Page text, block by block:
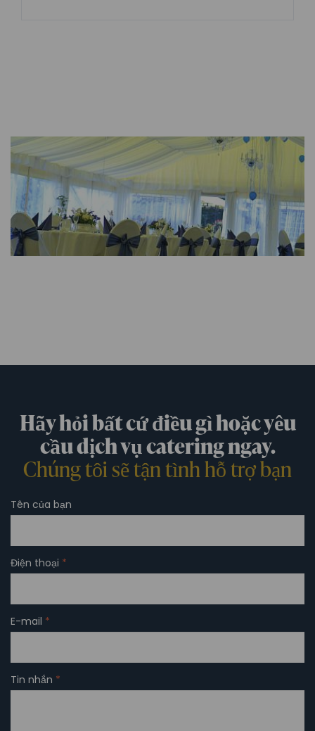
Hãy hỏi bất cứ điều gì hoặc yêu
cầu dịch vụ catering ngay.
Chúng tôi sẽ tận tình hỗ trợ bạn
Tên của bạn
Điện thoại *
E-mail *
Tin nhắn *